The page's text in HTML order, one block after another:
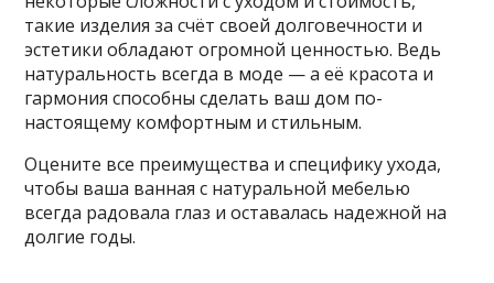
такие изделия за счёт своей долговечности и
эстетики обладают огромной ценностью. Ведь
натуральность всегда в моде — а её красота и
гармония способны сделать ваш дом по-
настоящему комфортным и стильным.
Оцените все преимущества и специфику ухода,
чтобы ваша ванная с натуральной мебелью
всегда радовала глаз и оставалась надежной на
долгие годы.